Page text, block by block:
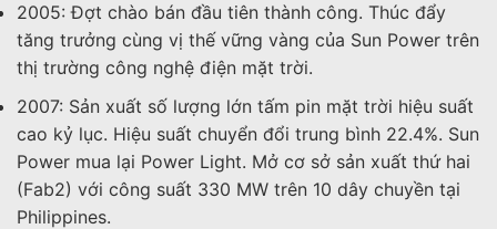
2005: Đợt chào bán đầu tiên thành công. Thúc đẩy
tăng trưởng cùng vị thế vững vàng của Sun Power trên
thị trường công nghệ điện mặt trời.
2007: Sản xuất số lượng lớn tấm pin mặt trời hiệu suất
cao kỷ lục. Hiệu suất chuyển đổi trung bình 22.4%. Sun
Power mua lại Power Light. Mở cơ sở sản xuất thứ hai
(Fab2) với công suất 330 MW trên 10 dây chuyền tại
Philippines.